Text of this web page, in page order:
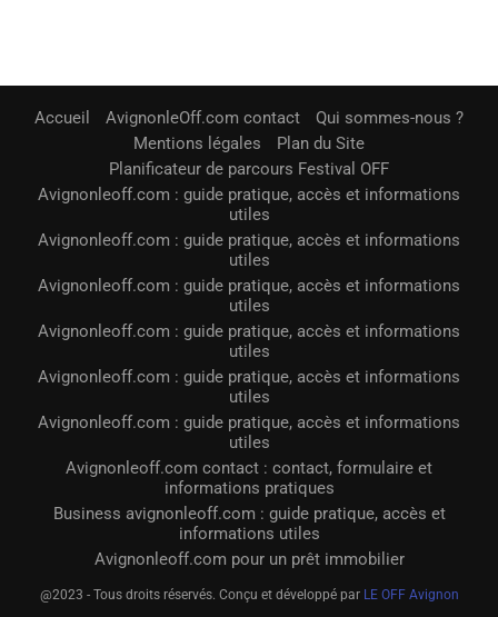
Accueil AvignonleOff.com contact
Qui sommes-nous ?
Mentions légales
Plan du Site
Planificateur de parcours Festival OFF
Avignonleoff.com : guide pratique, accès et informations
utiles
Avignonleoff.com : guide pratique, accès et informations
utiles
Avignonleoff.com : guide pratique, accès et informations
utiles
Avignonleoff.com : guide pratique, accès et informations
utiles
Avignonleoff.com : guide pratique, accès et informations
utiles
Avignonleoff.com : guide pratique, accès et informations
utiles
Avignonleoff.com contact : contact, formulaire et
informations pratiques
Business avignonleoff.com : guide pratique, accès et
informations utiles
Avignonleoff.com pour un prêt immobilier
@2023 - Tous droits réservés. Conçu et développé par LE OFF Avignon